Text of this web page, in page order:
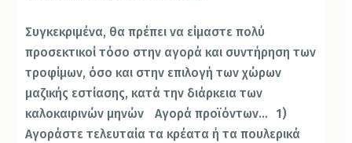
Συγκεκριμένα, θα πρέπει να είμαστε πολύ
προσεκτικοί τόσο στην αγορά και συντήρηση των
τροφίμων, όσο και στην επιλογή των χώρων
μαζικής εστίασης, κατά την διάρκεια των
καλοκαιρινών μηνών Αγορά προϊόντων… 1)
Αγοράστε τελευταία τα κρέατα ή τα πουλερικά